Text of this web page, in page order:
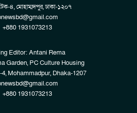
৪, মোহাম্মদপুর, ঢাকা-১২০৭
+880 1931073213
Editor: Antani Rema
Garden, PC Culture Housing
Mohammadpur, Dhaka-1207
+880 1931073213